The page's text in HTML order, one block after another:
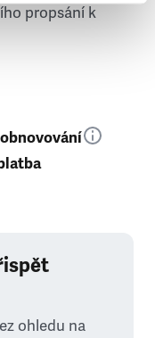
propsání k
ohledu na